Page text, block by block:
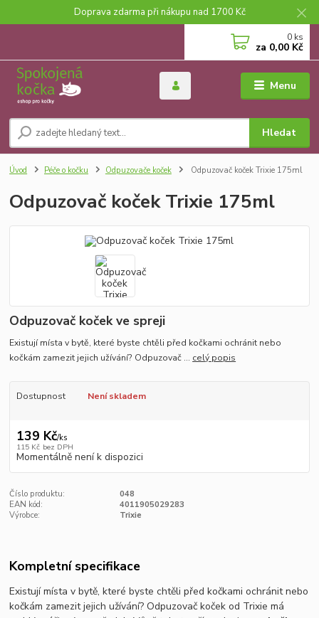
Doprava zdarma při nákupu nad 1700 Kč
Menu
Hledat
0 ks
za 0,00 Kč
Úvod Péče o kočku Odpuzovače koček Odpuzovač koček Trixie 175ml
Odpuzovač koček Trixie 175ml
Odpuzovač koček ve spreji
Existují místa v bytě, které byste chtěli před kočkami ochránit nebo
kočkám zamezit jejich užívání? Odpuzovač ... celý popis
Dostupnost Není skladem
139 Kč/ks
115 Kč bez DPH
Momentálně není k dispozici
Číslo produktu:
048
EAN kód:
4011905029283
Výrobce:
Trixie
Kompletní specifikace
Existují místa v bytě, které byste chtěli před kočkami ochránit nebo
kočkám zamezit jejich užívání? Odpuzovač koček od Trixie má